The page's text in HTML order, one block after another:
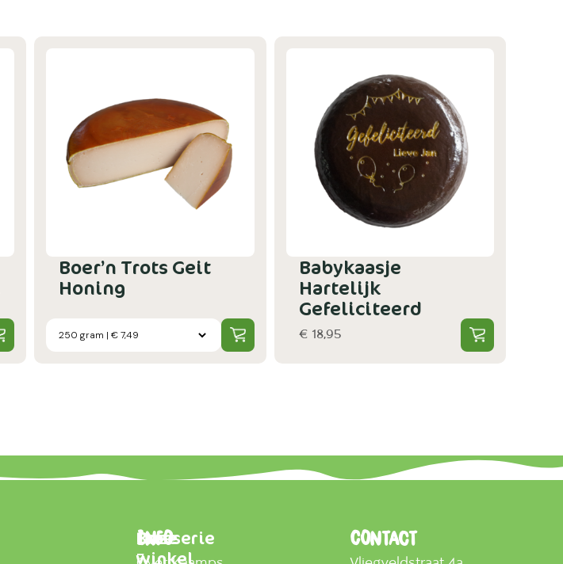
Boer’n Trots Geit
Honing
Babykaasje
Hartelijk
Gefeliciteerd
€ 18,95
Brasserie
7
Onze
winkel
Info Contact